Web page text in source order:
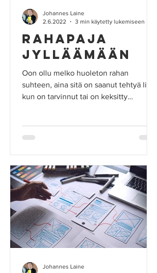
Rahapaja
jylläämään
Oon ollu melko huoleton rahan
suhteen, aina sitä on saanut tehtyä lisää
kun on tarvinnut tai on keksitty
Johannes Laine
2.6.2022
3 min käytetty lukemiseen
Johannes Laine